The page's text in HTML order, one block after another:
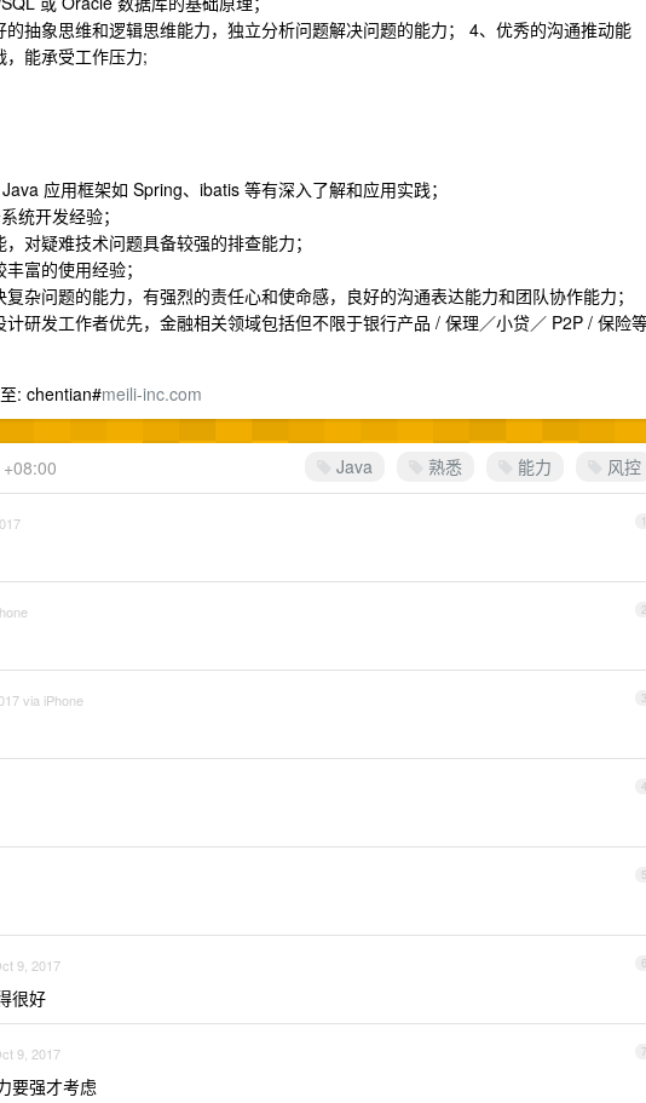
抽象思维和逻辑思维能力，独立分析问题解决问题的能力； 4、优秀的沟通推动能
能承受工作压力;
应用框架如 Spring、ibatis 等有深入了解和应用实践；
统开发经验；
对疑难技术问题具备较强的排查能力；
富的使用经验；
杂问题的能力，有强烈的责任心和使命感，良好的沟通表达能力和团队协作能力；
研发工作者优先，金融相关领域包括但不限于银行产品 / 保理／小贷／ P2P / 保险
: chentian#meili-inc.com
Java 熟悉 能力 风控
1
2
3
via iPhone
4
5
6
9, 2017
很好
7
9, 2017
要强才考虑